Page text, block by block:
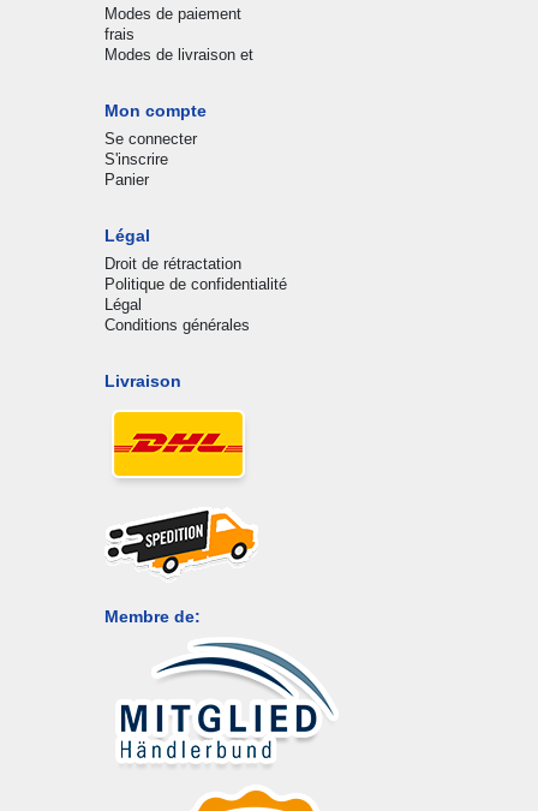
Modes de paiement
frais
Modes de livraison et
Mon compte
Se connecter
S'inscrire
Panier
Légal
Droit de rétractation
Politique de confidentialité
Légal
Conditions générales
Livraison
Membre de: